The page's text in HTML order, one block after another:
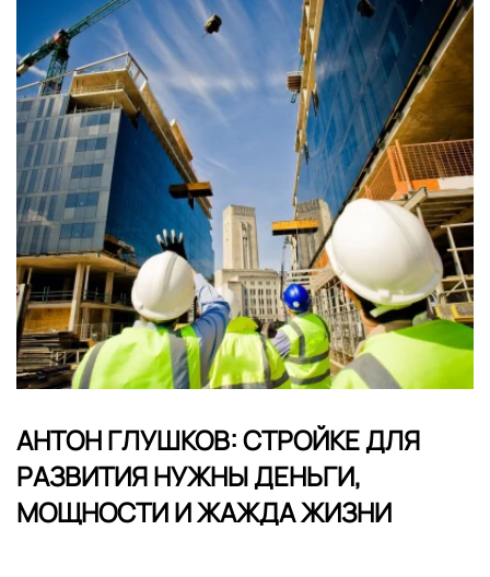
АНТОН ГЛУШКОВ: СТРОЙКЕ ДЛЯ
РАЗВИТИЯ НУЖНЫ ДЕНЬГИ,
МОЩНОСТИ И ЖАЖДА ЖИЗНИ